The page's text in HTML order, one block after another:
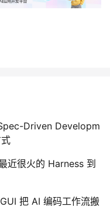
Driven Developm
近很火的 Harness 到
把 AI 编码工作流搬